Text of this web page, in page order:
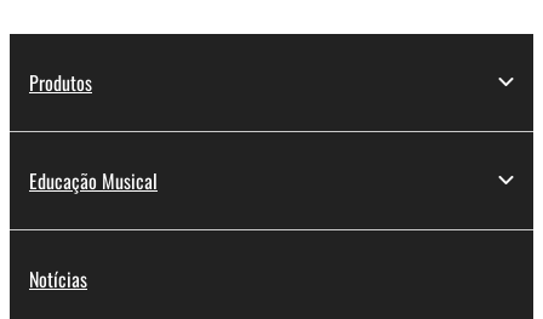
Produtos
Educação Musical
Notícias